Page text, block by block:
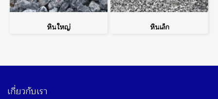
หินใหญ่ หินเล็ก
เกี่ยวกับเรา